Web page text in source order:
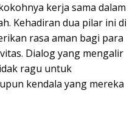
kerja sama dalam
Kehadiran dua pilar ini di
rasa aman bagi para
Dialog yang mengalir
ragu untuk
kendala yang mereka